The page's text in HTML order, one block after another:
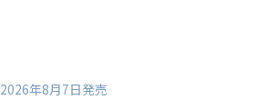
2026年8月7日発売